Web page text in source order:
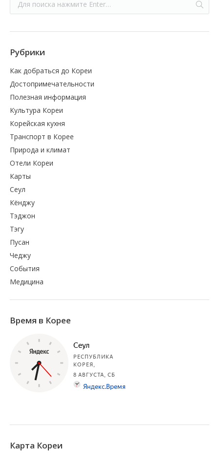
Рубрики
Как добраться до Кореи
Достопримечательности
Полезная информация
Культура Кореи
Корейская кухня
Транспорт в Корее
Природа и климат
Отели Кореи
Карты
Сеул
Кёнджу
Тэджон
Тэгу
Пусан
Чеджу
События
Медицина
Время в Корее
Карта Кореи